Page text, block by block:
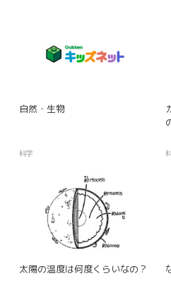
自然・生物
科学
太陽の温度は何度くらいなの？